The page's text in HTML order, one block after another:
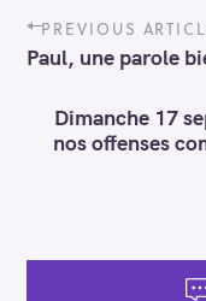
P
o
s
t
PREVIOUS
Paul, une parole
Dimanche 17
nos offenses